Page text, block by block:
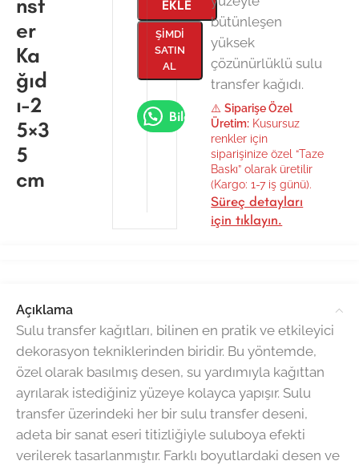
nsf
er
Ka
ğıd
ı-2
5×3
5
cm
EKLE
ŞIMDI
SATIN
AL
Bilgi Al
bütünleşen
yüksek
çözünürlüklü sulu
transfer kağıdı.
⚠️Siparişe Özel
Üretim: Kusursuz
renkler için
siparişinize özel “Taze
Baskı” olarak üretilir
(Kargo: 1-7 iş günü).
Süreç detayları
için tıklayın.
Açıklama
Sulu transfer kağıtları, bilinen en pratik ve etkileyici
dekorasyon tekniklerinden biridir. Bu yöntemde,
özel olarak basılmış desen, su yardımıyla kağıttan
ayrılarak istediğiniz yüzeye kolayca yapışır. Sulu
transfer üzerindeki her bir sulu transfer deseni,
adeta bir sanat eseri titizliğiyle suluboya efekti
verilerek tasarlanmıştır. Farklı boyutlardaki desen ve